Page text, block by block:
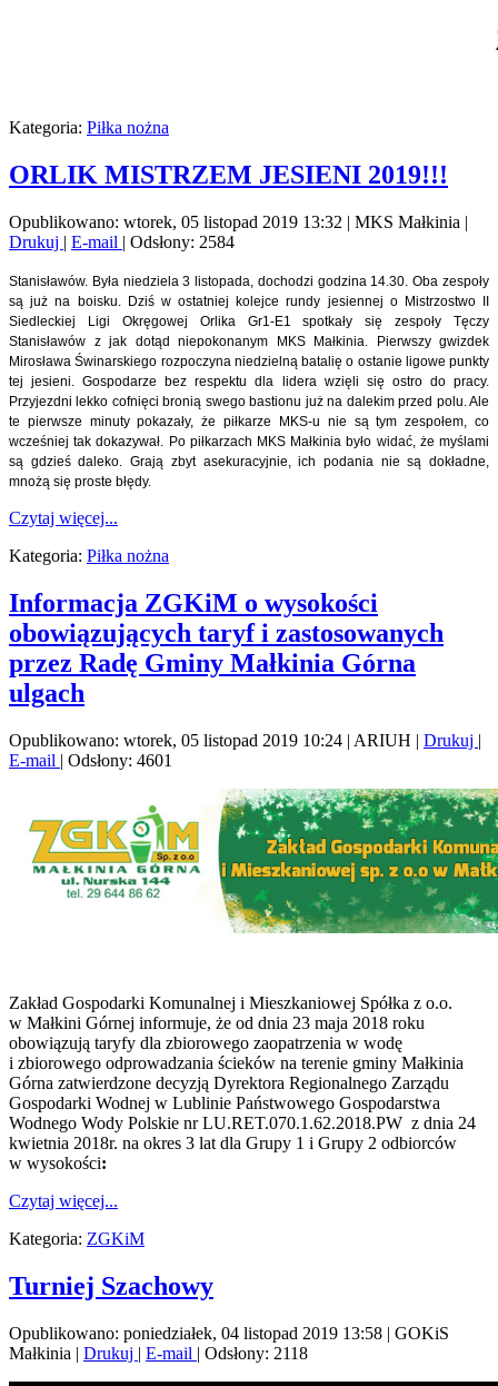
Kategoria: Piłka nożna
ORLIK MISTRZEM JESIENI 2019!!!
Opublikowano: wtorek, 05 listopad 2019 13:32 | MKS Małkinia |
Drukuj | E-mail | Odsłony: 2584
Stanisławów. Była niedziela 3 listopada, dochodzi godzina 14.30. Oba zespoły
są już na boisku. Dziś w ostatniej kolejce rundy jesiennej o Mistrzostwo II
Siedleckiej Ligi Okręgowej Orlika Gr1-E1 spotkały się zespoły Tęczy
Stanisławów z jak dotąd niepokonanym MKS Małkinia. Pierwszy gwizdek
Mirosława Świnarskiego rozpoczyna niedzielną batalię o ostanie ligowe punkty
tej jesieni. Gospodarze bez respektu dla lidera wzięli się ostro do pracy.
Przyjezdni lekko cofnięci bronią swego bastionu już na dalekim przed polu. Ale
te pierwsze minuty pokazały, że piłkarze MKS-u nie są tym zespołem, co
wcześniej tak dokazywał. Po piłkarzach MKS Małkinia było widać, że myślami
są gdzieś daleko. Grają zbyt asekuracyjnie, ich podania nie są dokładne,
mnożą się proste błędy.
Czytaj więcej...
Kategoria: Piłka nożna
Informacja ZGKiM o wysokości
obowiązujących taryf i zastosowanych
przez Radę Gminy Małkinia Górna
ulgach
Opublikowano: wtorek, 05 listopad 2019 10:24 | ARIUH | Drukuj |
E-mail | Odsłony: 4601
Zakład Gospodarki Komunalnej i Mieszkaniowej Spółka z o.o.
w Małkini Górnej informuje, że od dnia 23 maja 2018 roku
obowiązują taryfy dla zbiorowego zaopatrzenia w wodę
i zbiorowego odprowadzania ścieków na terenie gminy Małkinia
Górna zatwierdzone decyzją Dyrektora Regionalnego Zarządu
Gospodarki Wodnej w Lublinie Państwowego Gospodarstwa
Wodnego Wody Polskie nr LU.RET.070.1.62.2018.PW z dnia 24
kwietnia 2018r. na okres 3 lat dla Grupy 1 i Grupy 2 odbiorców
w wysokości:
Czytaj więcej...
Kategoria: ZGKiM
Turniej Szachowy
Opublikowano: poniedziałek, 04 listopad 2019 13:58 | GOKiS
Małkinia | Drukuj | E-mail | Odsłony: 2118